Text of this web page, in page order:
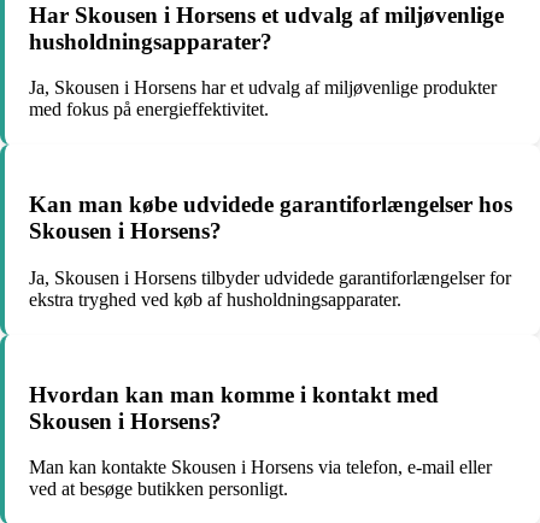
Har Skousen i Horsens et udvalg af miljøvenlige
husholdningsapparater?
Ja, Skousen i Horsens har et udvalg af miljøvenlige produkter
med fokus på energieffektivitet.
Kan man købe udvidede garantiforlængelser hos
Skousen i Horsens?
Ja, Skousen i Horsens tilbyder udvidede garantiforlængelser for
ekstra tryghed ved køb af husholdningsapparater.
Hvordan kan man komme i kontakt med
Skousen i Horsens?
Man kan kontakte Skousen i Horsens via telefon, e-mail eller
ved at besøge butikken personligt.